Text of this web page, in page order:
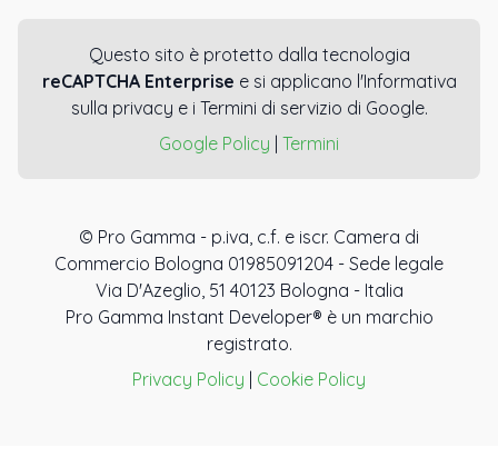
Questo sito è protetto dalla tecnologia
reCAPTCHA Enterprise e si applicano l'Informativa
sulla privacy e i Termini di servizio di Google.
Google Policy Termini
© Pro Gamma - p.iva, c.f. e iscr. Camera di
Commercio Bologna 01985091204 - Sede legale
Via D'Azeglio, 51 40123 Bologna - Italia
Pro Gamma Instant Developer® è un marchio
registrato.
Privacy Policy
Cookie Policy